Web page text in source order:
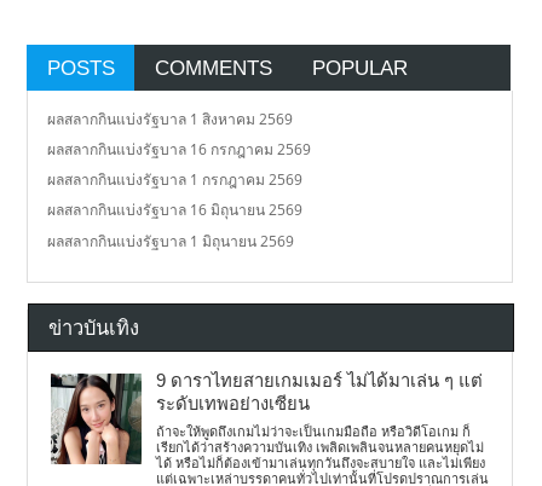
POSTS COMMENTS POPULAR
ผลสลากกินแบ่งรัฐบาล 1 สิงหาคม 2569
ผลสลากกินแบ่งรัฐบาล 16 กรกฎาคม 2569
ผลสลากกินแบ่งรัฐบาล 1 กรกฎาคม 2569
ผลสลากกินแบ่งรัฐบาล 16 มิถุนายน 2569
ผลสลากกินแบ่งรัฐบาล 1 มิถุนายน 2569
ข่าวบันเทิง
9 ดาราไทยสายเกมเมอร์ ไม่ได้มาเล่น ๆ แต่
ระดับเทพอย่างเซียน
ถ้าจะให้พูดถึงเกมไม่ว่าจะเป็นเกมมือถือ หรือวิดีโอเกม ก็
เรียกได้ว่าสร้างความบันเทิง เพลิดเพลินจนหลายคนหยุดไม่
ได้ หรือไม่ก็ต้องเข้ามาเล่นทุกวันถึงจะสบายใจ และไม่เพียง
แต่เฉพาะเหล่าบรรดาคนทั่วไปเท่านั้นที่โปรดปราณการเล่น